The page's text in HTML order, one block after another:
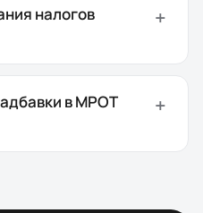
налогов
в МРОТ